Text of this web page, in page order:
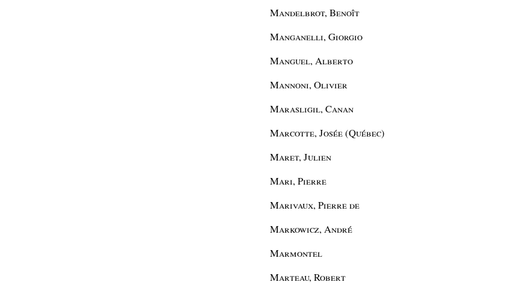
Mandelbrot, Benoît
Manganelli, Giorgio
Manguel, Alberto
Mannoni, Olivier
Marasligil, Canan
Marcotte, Josée (Québec)
Maret, Julien
Mari, Pierre
Marivaux, Pierre de
Markowicz, André
Marmontel
Marteau, Robert